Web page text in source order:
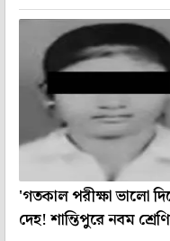
'গতকাল পরীক্ষা ভালো
দেহ! শান্তিপুরে নবম